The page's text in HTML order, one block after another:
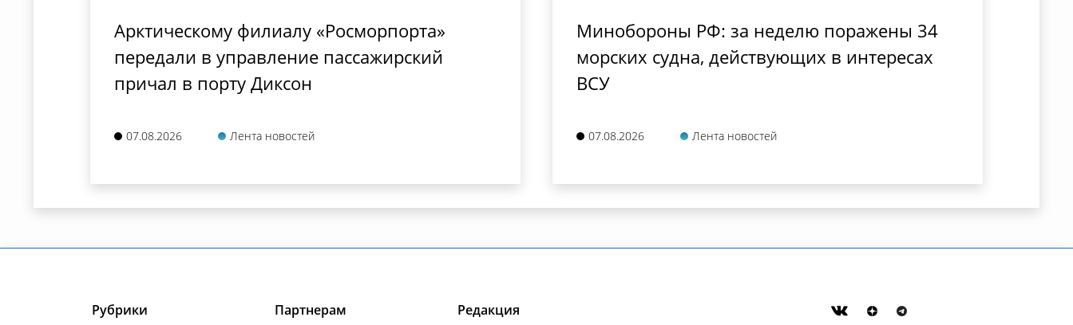
Арктическому филиалу «Росморпорта»
передали в управление пассажирский
причал в порту Диксон
07.08.2026 Лента новостей
Минобороны РФ: за неделю поражены 34
морских судна, действующих в интересах
ВСУ
07.08.2026 Лента новостей
Рубрики
Партнерам
Редакция